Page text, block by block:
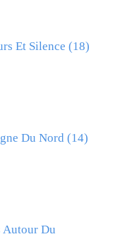
Et Silence (18)
Du Nord (14)
Autour Du